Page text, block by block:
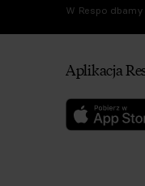
W Respo
Aplikacja